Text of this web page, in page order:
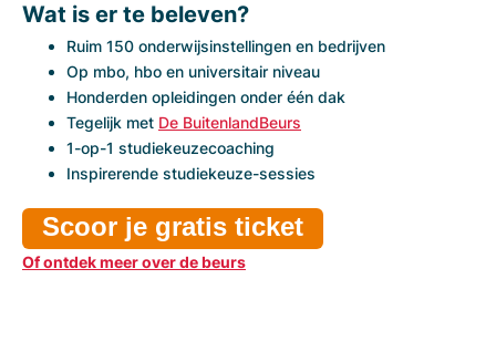
Wat is er te beleven?
Ruim 150 onderwijsinstellingen en bedrijven
Op mbo, hbo en universitair niveau
Honderden opleidingen onder één dak
Tegelijk met De BuitenlandBeurs
1-op-1 studiekeuzecoaching
Inspirerende studiekeuze-sessies
Scoor je gratis ticket
Of ontdek meer over de beurs